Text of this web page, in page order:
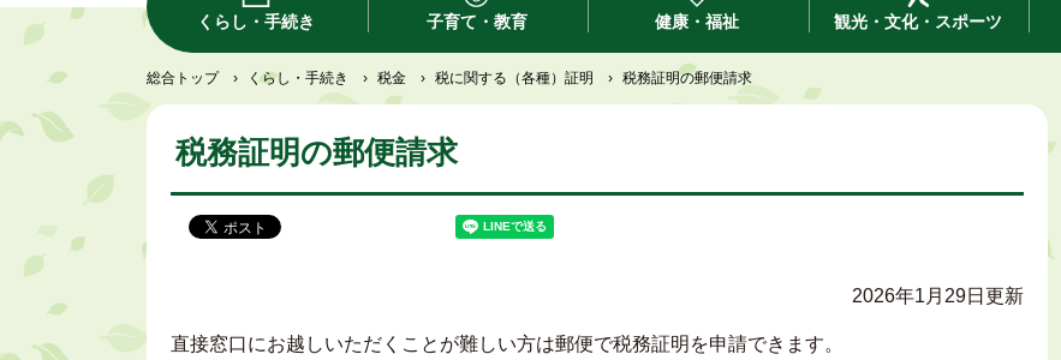
くらし・手続き 子育て・教育 健康・福祉 観光・文化・スポーツ
総合トップ › くらし・手続き › 税金 › 税に関する（各種）証明 › 税務証明の郵便請求
税務証明の郵便請求
2026年1月29日更新
直接窓口にお越しいただくことが難しい方は郵便で税務証明を申請できます。